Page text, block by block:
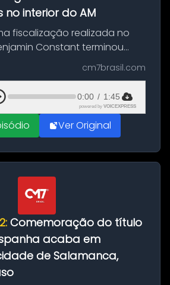
no interior do AM
fiscalização realizada no
Constant terminou
de aproximadamente 115
em uma
no porto da cidade. O
cm7brasil.com
0:00 / 1:45
powered by VOICEXPRESS
Ver Original
Comemoração do título
acaba em
de Salamanca,